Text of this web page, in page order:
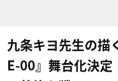
九条キヨ先生の描
E-00』舞台化決